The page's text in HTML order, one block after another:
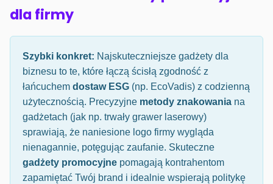
dla firmy
Szybki konkret: Najskuteczniejsze gadżety dla
biznesu to te, które łączą ścisłą zgodność z
łańcuchem dostaw ESG (np. EcoVadis) z codzienną
użytecznością. Precyzyjne metody znakowania na
gadżetach (jak np. trwały grawer laserowy)
sprawiają, że naniesione logo firmy wygląda
nienagannie, potęgując zaufanie. Skuteczne
gadżety promocyjne pomagają kontrahentom
zapamiętać Twój brand i idealnie wspierają politykę